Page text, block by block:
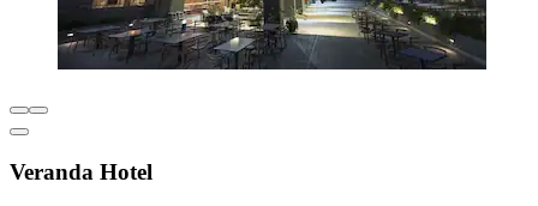
Veranda Hotel